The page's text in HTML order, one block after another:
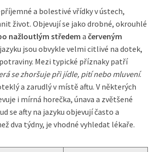
a bolestivé vřídky v ústech,
život. Objevují se jako drobné, okrouhlé
nažloutlým středem a červeným
jsou obvykle velmi citlivé na dotek,
Mezi typické příznaky patří
se zhoršuje při jídle, pití nebo mluvení.
a zarudlý v místě aftu. V některých
i mírná horečka, únava a zvětšené
se afty na jazyku objevují často a
dva týdny, je vhodné vyhledat lékaře.